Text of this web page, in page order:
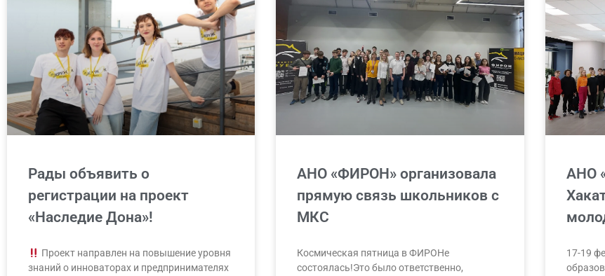
Рады объявить о
регистрации на проект
«Наследие Дона»!
Проект направлен на повышение уровня
знаний о инноваторах и предпринимателях
АНО «ФИРОН» организовала
прямую связь школьников с
МКС
Космическая пятница в ФИРОНе
состоялась!Это было ответственно,
АНО
17-19